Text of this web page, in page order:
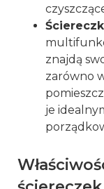
znajdą
zarówno
je